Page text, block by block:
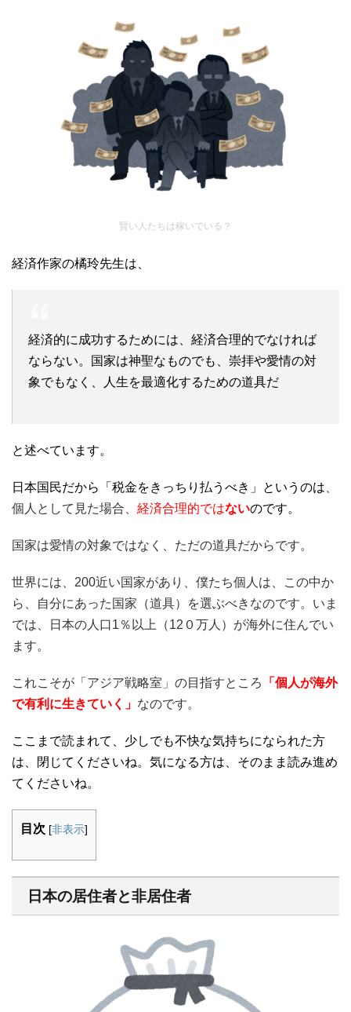
賢い人たちは稼いでいる？
経済作家の橘玲先生は、
経済的に成功するためには、経済合理的でなければ
ならない。国家は神聖なものでも、崇拝や愛情の対
象でもなく、人生を最適化するための道具だ
と述べています。
日本国民だから「税金をきっちり払うべき」というのは
個人として見た場合、 経済合理的ではないのです。
国家は愛情の対象ではなく、ただの道具だからです。
世界には、200近い国家があり、僕たち個人は、この中か
ら、自分にあった国家（道具）を選ぶべきなのです。いま
では、日本の人口1％以上（12０万人）が海外に住んでい
ます。
これこそが「アジア戦略室」の目指すところ
「個人が海外
で有利に生きていく」 なのです。
ここまで読まれて、少しでも不快な気持ちになられた方
は、閉じてくださいね。気になる方は、そのまま読み進め
てくださいね。
目次 [非表示]
日本の居住者と非居住者